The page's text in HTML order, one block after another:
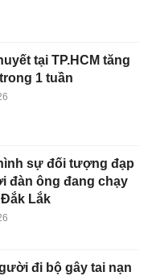
tại TP.HCM tăng
1 tuần
sự đối tượng đạp
đàn ông đang chạy
Lắk
đi bộ gây tai nạn